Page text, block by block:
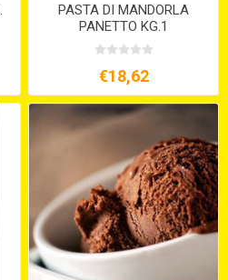
PASTA DI MANDORLA
PANETTO KG.1
€18,62